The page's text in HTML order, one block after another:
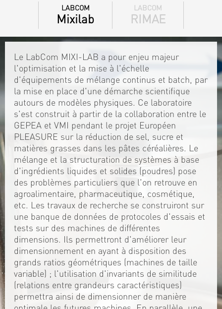
LABCOM
Mixilab
LABCOM
RIMAE
Le LabCom MIXI-LAB a pour enjeu majeur
l'optimisation et la mise à l'échelle
d'équipements de mélange continus et batch, par
la mise en place d'une démarche scientifique
autours de modèles physiques. Ce laboratoire
s'est construit à partir de la collaboration entre le
GEPEA et VMI pendant le projet Européen
PLEASURE sur la réduction de sel, sucre et
matières grasses dans les pâtes céréalières. Le
mélange et la structuration de systèmes à base
d'ingrédients liquides et solides (poudres) pose
des problèmes particuliers que l'on retrouve en
agroalimentaire, pharmaceutique, cosmétique,
etc. Les travaux de recherche se construiront sur
une banque de données de protocoles d'essais et
tests sur des machines de différentes
dimensions. Ils permettront d'améliorer leur
dimensionnement en ayant à disposition des
grands ratios géométriques (machines de taille
variable) ; l'utilisation d'invariants de similitude
(relations entre grandeurs caractéristiques)
permettra ainsi de dimensionner de manière